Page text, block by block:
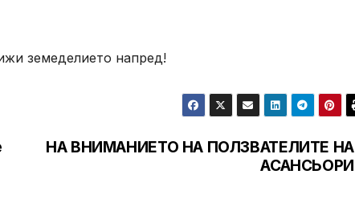
земеделието напред!
НА ВНИМАНИЕТО НА ПОЛЗВАТЕЛИТЕ НА
АСАНСЬОРИ